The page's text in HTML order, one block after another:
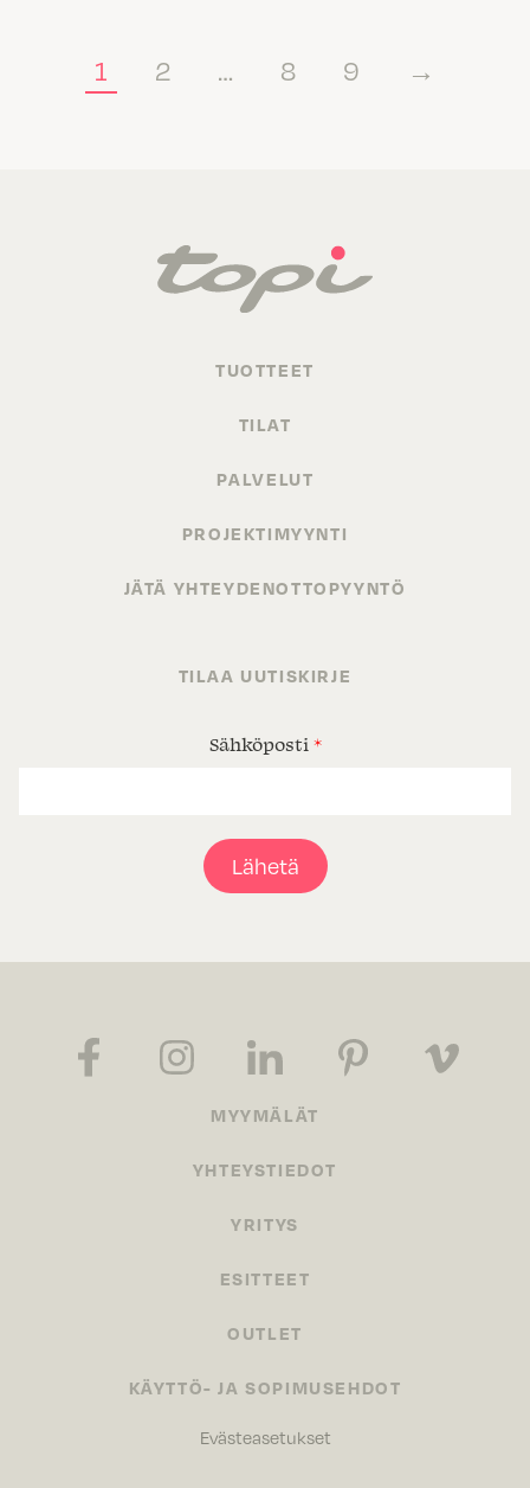
1 2 … 8 9 →
TUOTTEET
TILAT
PALVELUT
PROJEKTIMYYNTI
JÄTÄ YHTEYDENOTTOPYYNTÖ
TILAA UUTISKIRJE
Sähköposti *
Lähetä
MYYMÄLÄT
YHTEYSTIEDOT
YRITYS
ESITTEET
OUTLET
KÄYTTÖ- JA SOPIMUSEHDOT
Evästeasetukset